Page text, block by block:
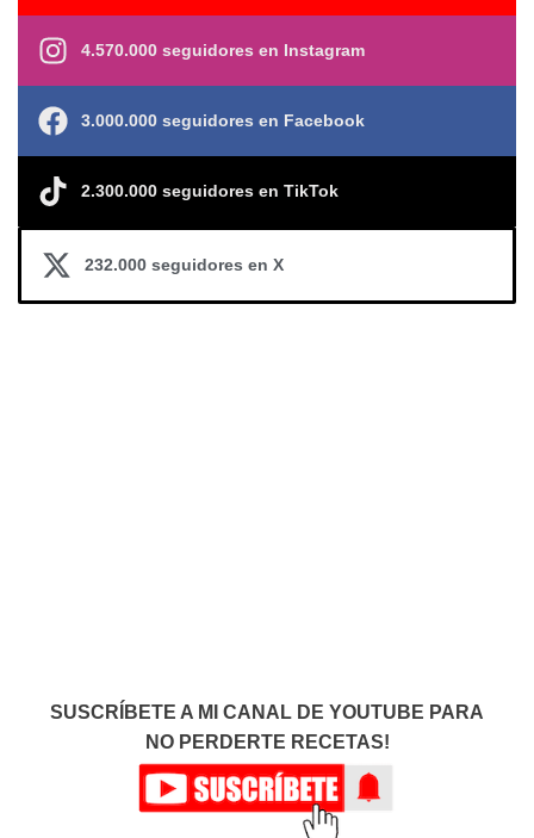
4.570.000 seguidores en Instagram
3.000.000 seguidores en Facebook
2.300.000 seguidores en TikTok
232.000 seguidores en X
SUSCRÍBETE A MI CANAL DE YOUTUBE PARA
NO PERDERTE RECETAS!